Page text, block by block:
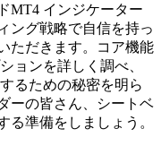
MT4 インジケーター
ング戦略で自信を持っ
ただきます。コア機能
ョンを詳しく調べ、
るための秘密を明ら
ーの皆さん、シートベ
る準備をしましょう。